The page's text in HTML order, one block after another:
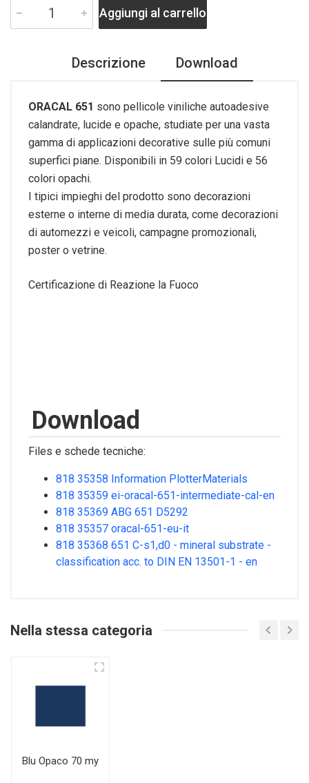
Aggiungi al carrello
Descrizione Download
ORACAL 651 sono pellicole viniliche autoadesive
calandrate, lucide e opache, studiate per una vasta
gamma di applicazioni decorative sulle più comuni
superfici piane. Disponibili in 59 colori Lucidi e 56
colori opachi.
I tipici impieghi del prodotto sono decorazioni
esterne o interne di media durata, come decorazioni
di automezzi e veicoli, campagne promozionali,
poster o vetrine.
Certificazione di Reazione la Fuoco
Download
Files e schede tecniche:
818 35358 Information PlotterMaterials
818 35359 ei-oracal-651-intermediate-cal-en
818 35369 ABG 651 D5292
818 35357 oracal-651-eu-it
818 35368 651 C-s1,d0 - mineral substrate -
classification acc. to DIN EN 13501-1 - en
Nella stessa categoria
Blu Opaco 70 my